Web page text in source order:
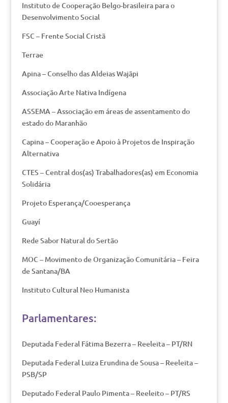
Instituto de Cooperação Belgo-brasileira para o
Desenvolvimento Social
FSC – Frente Social Cristã
Terrae
Apina – Conselho das Aldeias Wajãpi
Associação Arte Nativa Indígena
ASSEMA – Associação em áreas de assentamento do
estado do Maranhão
Capina – Cooperação e Apoio à Projetos de Inspiração
Alternativa
CTES – Central dos(as) Trabalhadores(as) em Economia
Solidária
Projeto Esperança/Cooesperança
Guayí
Rede Sabor Natural do Sertão
MOC – Movimento de Organização Comunitária – Feira
de Santana/BA
Instituto Cultural Neo Humanista
Parlamentares:
Deputada Federal Fátima Bezerra – Reeleita – PT/RN
Deputada Federal Luiza Erundina de Sousa – Reeleita –
PSB/SP
Deputado Federal Paulo Pimenta – Reeleito – PT/RS